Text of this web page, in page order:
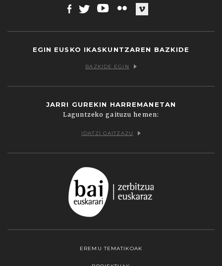
EGIN EUSKO IKASKUNTZAREN BAZKIDE
BAZKIDE EGIN
JARRI GUREKIN HARREMANETAN
Laguntzeko gaituzu hemen:
IDATZI GAITZAZU
EREMU TEMATIKOAK